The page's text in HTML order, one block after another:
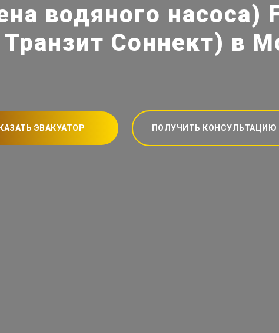
водяного насоса)
Соннект) в
ЭВАКУАТОР ПОЛУЧИТЬ КОНСУЛЬТАЦИЮ